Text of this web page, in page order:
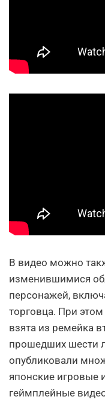
В видео можно
изменившимися
персонажей,
торговца. При
взята из ремейка
прошедших шести
опубликовали
японские игровые
геймплейные